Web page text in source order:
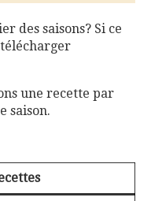
des saisons? Si ce
télécharger
une recette par
saison.